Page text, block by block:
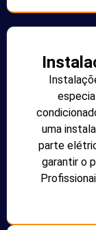
uma
parte
garantir o